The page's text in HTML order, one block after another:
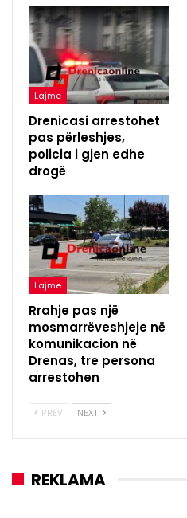
Lajme
Drenicasi arrestohet
pas përleshjes,
policia i gjen edhe
drogë
Lajme
Rrahje pas një
mosmarrëveshjeje në
komunikacion në
Drenas, tre persona
arrestohen
PREV NEXT
REKLAMA